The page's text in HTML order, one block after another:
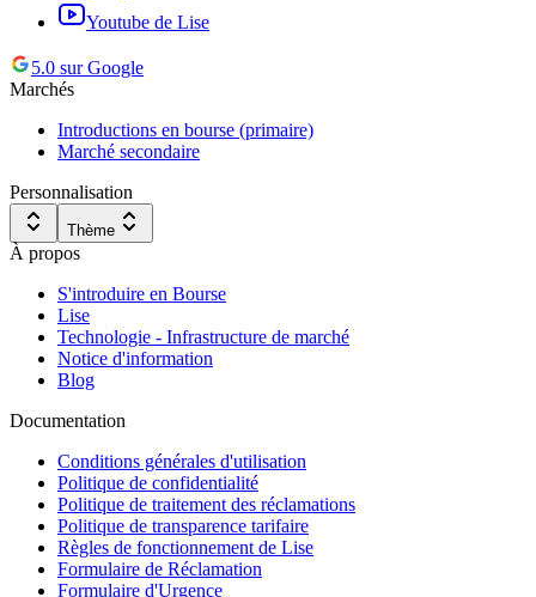
Youtube de Lise
5.0 sur Google
Marchés
Introductions en bourse (primaire)
Marché secondaire
Personnalisation
Thème
À propos
S'introduire en Bourse
Lise
Technologie - Infrastructure de marché
Notice d'information
Blog
Documentation
Conditions générales d'utilisation
Politique de confidentialité
Politique de traitement des réclamations
Politique de transparence tarifaire
Règles de fonctionnement de Lise
Formulaire de Réclamation
Formulaire d'Urgence